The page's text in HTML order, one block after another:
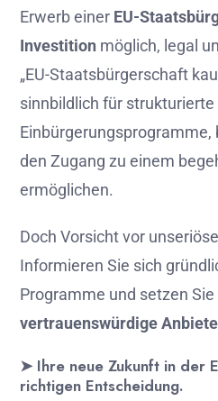
Erwerbeiner EU-
Investition möglich, legal
„EU-Staatsbürgerschaft
sinnbildlich für strukturierte
Einbürgerungsprogramme,
den Zugang zu einem
ermöglichen.
Doch Vorsichtvor
Informieren Sie sich
Programme und setzen Sie
vertrauenswürdige
➤ Ihre neue Zukunft in der
richtigen Entscheidung.